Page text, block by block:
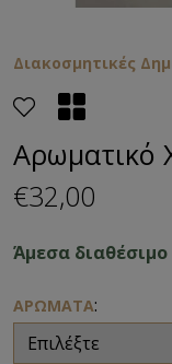
Διακοσμητικές
Αρωματικό
€32,00
Άμεσα διαθέσιμο
ΑΡΩΜΑΤΑ: